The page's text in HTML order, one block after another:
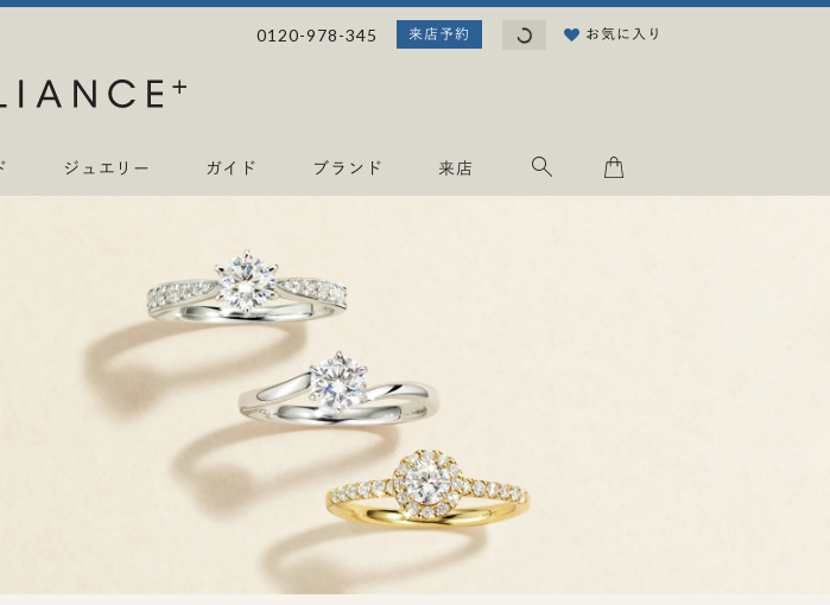
0120-978-345 来店予約
.
.
お気に入り
ジュエリー ガイド ブランド 来店